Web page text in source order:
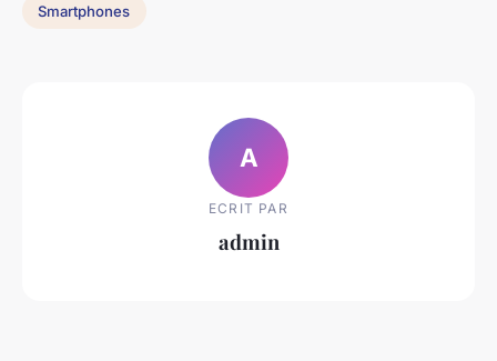
Smartphones
A
ECRIT PAR
admin